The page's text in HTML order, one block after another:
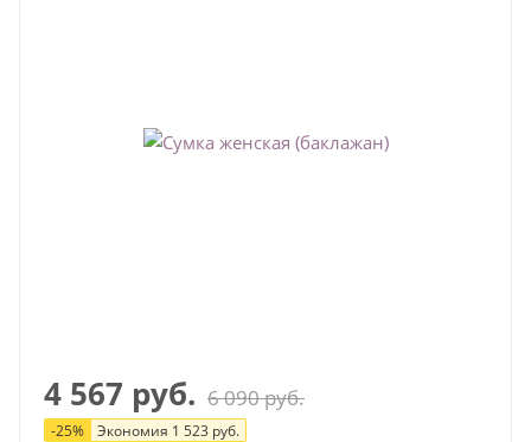
4 567 руб. 6 090руб.
-25% Экономия 1 523 руб.